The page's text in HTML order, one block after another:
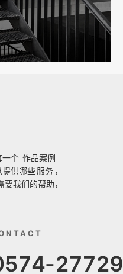
帮助客户判断实力
一个 作品案例
提供哪些服务 ，
我们的帮助，